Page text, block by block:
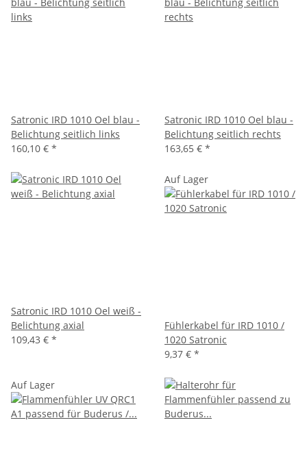
Satronic IRD 1010 Oel blau -
Belichtung seitlich links
160,10 € *
Satronic IRD 1010 Oel blau -
Belichtung seitlich rechts
163,65 € *
Satronic IRD 1010 Oel weiß -
Belichtung axial
109,43 € *
Auf Lager
Fühlerkabel für IRD 1010 /
1020 Satronic
9,37 € *
Auf Lager